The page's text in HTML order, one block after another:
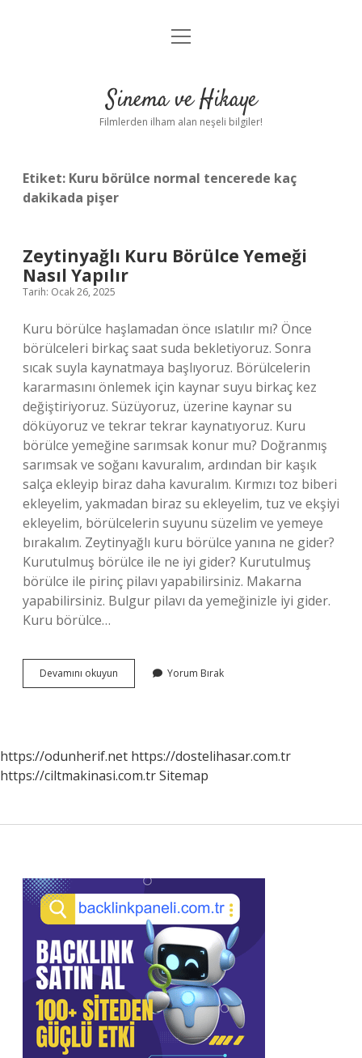
Gizlilik Politikası
Yasal Uyarı
menüyü
Sinema ve Hikaye
Filmlerden ilham alan neşeli bilgiler!
Etiket: Kuru börülce normal tencerede kaç
dakikada pişer
Zeytinyağlı Kuru Börülce Yemeği
Nasıl Yapılır
Tarih: Ocak 26, 2025
Kuru börülce haşlamadan önce ıslatılır mı? Önce
börülceleri birkaç saat suda bekletiyoruz. Sonra
sıcak suyla kaynatmaya başlıyoruz. Börülcelerin
kararmasını önlemek için kaynar suyu birkaç kez
değiştiriyoruz. Süzüyoruz, üzerine kaynar su
döküyoruz ve tekrar tekrar kaynatıyoruz. Kuru
börülce yemeğine sarımsak konur mu? Doğranmış
sarımsak ve soğanı kavuralım, ardından bir kaşık
salça ekleyip biraz daha kavuralım. Kırmızı toz biberi
ekleyelim, yakmadan biraz su ekleyelim, tuz ve ekşiyi
ekleyelim, börülcelerin suyunu süzelim ve yemeye
bırakalım. Zeytinyağlı kuru börülce yanına ne gider?
Kurutulmuş börülce ile ne iyi gider? Kurutulmuş
börülce ile pirinç pilavı yapabilirsiniz. Makarna
yapabilirsiniz. Bulgur pilavı da yemeğinizle iyi gider.
Kuru börülce…
Devamını okuyun Zeytinyağlı
Kuru
Yorum Bırak
https://odunherif.net https://dostelihasar.com.tr
https://ciltmakinasi.com.trSitemap
Sidebar